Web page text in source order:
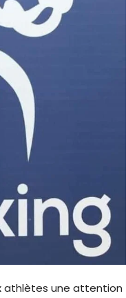
athlètes une attention